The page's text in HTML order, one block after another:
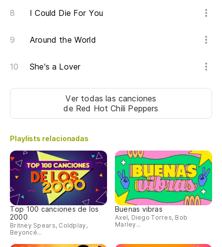
I Could Die For You
Around the World
She's a Lover
Ver todas las canciones
de Red Hot Chili Peppers
Playlists relacionadas
Top 100 canciones de los
2000
Britney Spears, Coldplay,
Beyoncé...
Buenas vibras
Axel, Diego Torres, Bob
Marley...